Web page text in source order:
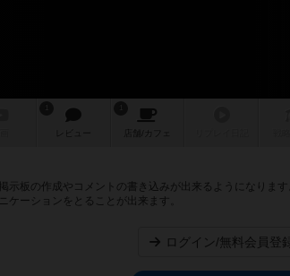
レビュー 店舗/ カフェ
示板の作成やコメントの書き込みが出来るようになりま
ケーションをとることが出来ます。
ログイン/無料会員登